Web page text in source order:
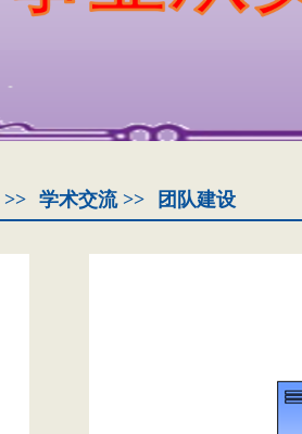
>> 学术交流>> 团队建设